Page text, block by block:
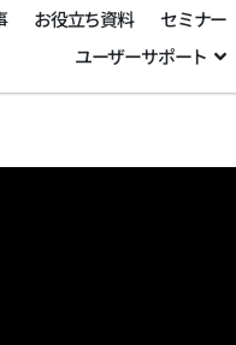
お役立ち資料
セミナー
ユーザーサポート